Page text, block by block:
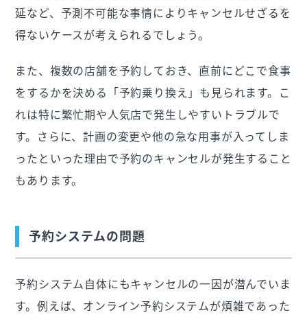
延など、予測不可能な事情によりキャンセルせざるを
得ないケースが考えられるでしょう。
また、複数の店舗を予約しておき、直前にどこで食事
をするかを決める「予約乗り換え」も見られます。こ
れは特に繁忙期や人気店で発生しやすいトラブルで
す。さらに、計画の変更や他の急な用事が入ってしま
ったといった理由で予約のキャンセルが発生すること
もあります。
予約システムの問題
予約システム自体にもキャンセルの一因が潜んでいま
す。例えば、オンライン予約システムが煩雑であった